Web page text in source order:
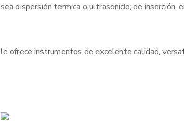
sea dispersión termica o ultrasonido; de
le ofrece instrumentos de excelente calidad,